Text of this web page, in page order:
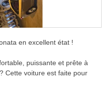
en excellent état !
puissante et prête à
Cette voiture est faite pour